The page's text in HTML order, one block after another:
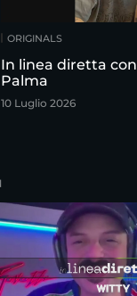
ORIGINALS
In linea diretta
Palma
10 Luglio 2026